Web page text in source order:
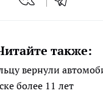
также:
вернули
более 11 лет